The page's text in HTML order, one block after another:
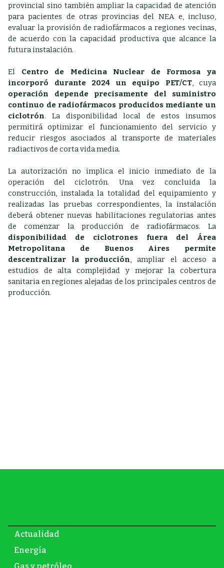
provincial sino también ampliar la capacidad de atención
para pacientes de otras provincias del NEA e, incluso,
evaluar la provisión de radiofármacos a regiones vecinas,
de acuerdo con la capacidad productiva que alcance la
futura instalación.
El Centro de Medicina Nuclear de Formosa ya
incorporó durante 2024 un equipo PET/CT, cuya
operación depende precisamente del suministro
continuo de radiofármacos producidos mediante un
ciclotrón. La disponibilidad local de estos insumos
permitirá optimizar el funcionamiento del servicio y
reducir riesgos asociados al transporte de materiales
radiactivos de corta vida media.
La autorización no implica el inicio inmediato de la
operación del ciclotrón. Una vez concluida la
construcción, instalada la totalidad del equipamiento y
realizadas las pruebas correspondientes, la instalación
deberá obtener nuevas habilitaciones regulatorias antes
de comenzar la producción de radiofármacos. La
disponibilidad de ciclotrones fuera del Área
Metropolitana de Buenos Aires permite
descentralizar la producción, ampliar el acceso a
estudios de alta complejidad y mejorar la cobertura
sanitaria en regiones alejadas de los principales centros de
producción.
Actualidad
Energía